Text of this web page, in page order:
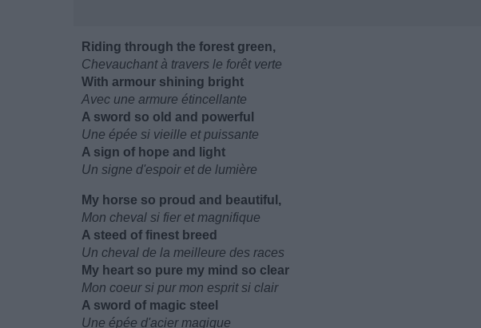
Riding through the forest green,
Chevauchant à travers le forêt verte
With armour shining bright
Avec une armure étincellante
A sword so old and powerful
Une épée si vieille et puissante
A sign of hope and light
Un signe d'espoir et de lumière
My horse so proud and beautiful,
Mon cheval si fier et magnifique
A steed of finest breed
Un cheval de la meilleure des races
My heart so pure my mind so clear
Mon coeur si pur mon esprit si clair
A sword of magic steel
Une épée d'acier magique